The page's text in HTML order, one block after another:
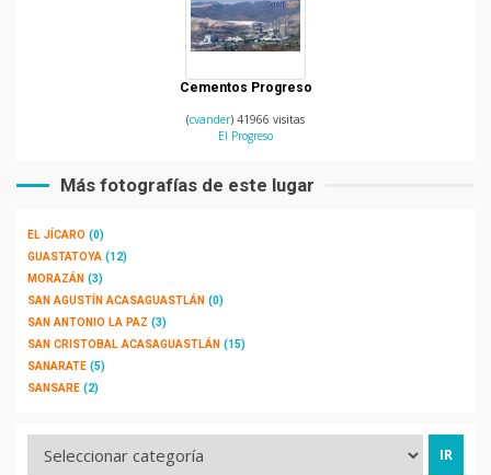
Cementos Progreso
(cvander) 41966 visitas
El Progreso
Más fotografías de este lugar
EL JÍCARO (0)
GUASTATOYA (12)
MORAZÁN (3)
SAN AGUSTÍN ACASAGUASTLÁN (0)
SAN ANTONIO LA PAZ (3)
SAN CRISTOBAL ACASAGUASTLÁN (15)
SANARATE (5)
SANSARE (2)